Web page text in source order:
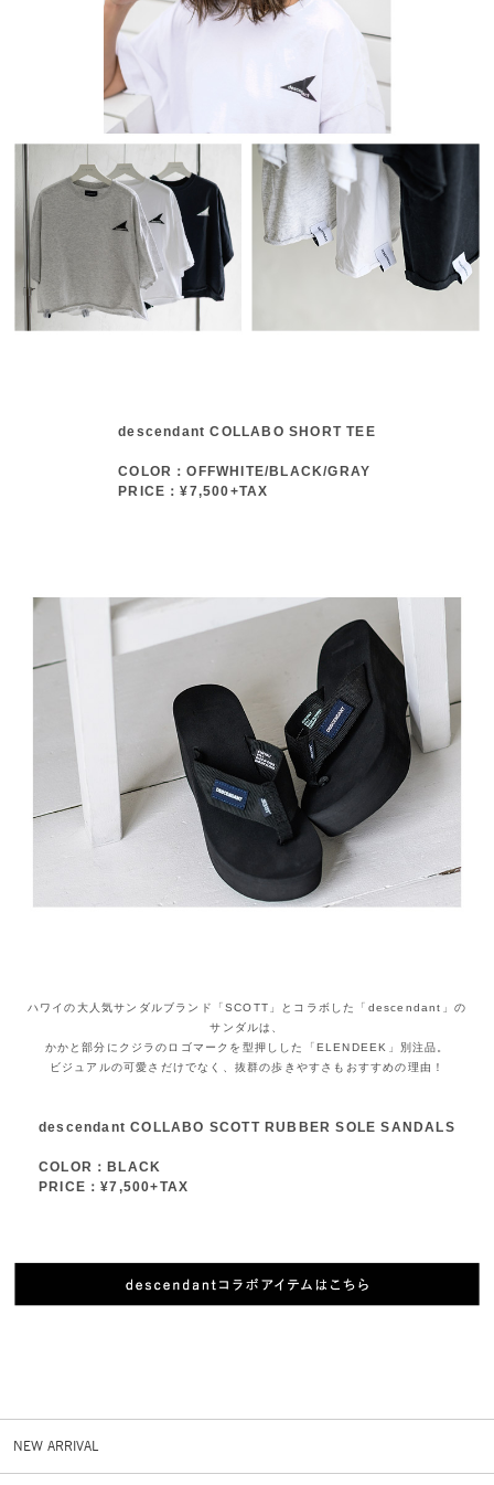
descendant COLLABO SHORT TEE
COLOR：OFFWHITE/BLACK/GRAY
PRICE：¥7,500+TAX
ハワイの大人気サンダルブランド「SCOTT」とコラボした「descendant」の
サンダルは、
かかと部分にクジラのロゴマークを型押しした「ELENDEEK」別注品。
ビジュアルの可愛さだけでなく、抜群の歩きやすさもおすすめの理由！
descendant COLLABO SCOTT RUBBER SOLE SANDALS
COLOR：BLACK
PRICE：¥7,500+TAX
NEW ARRIVAL